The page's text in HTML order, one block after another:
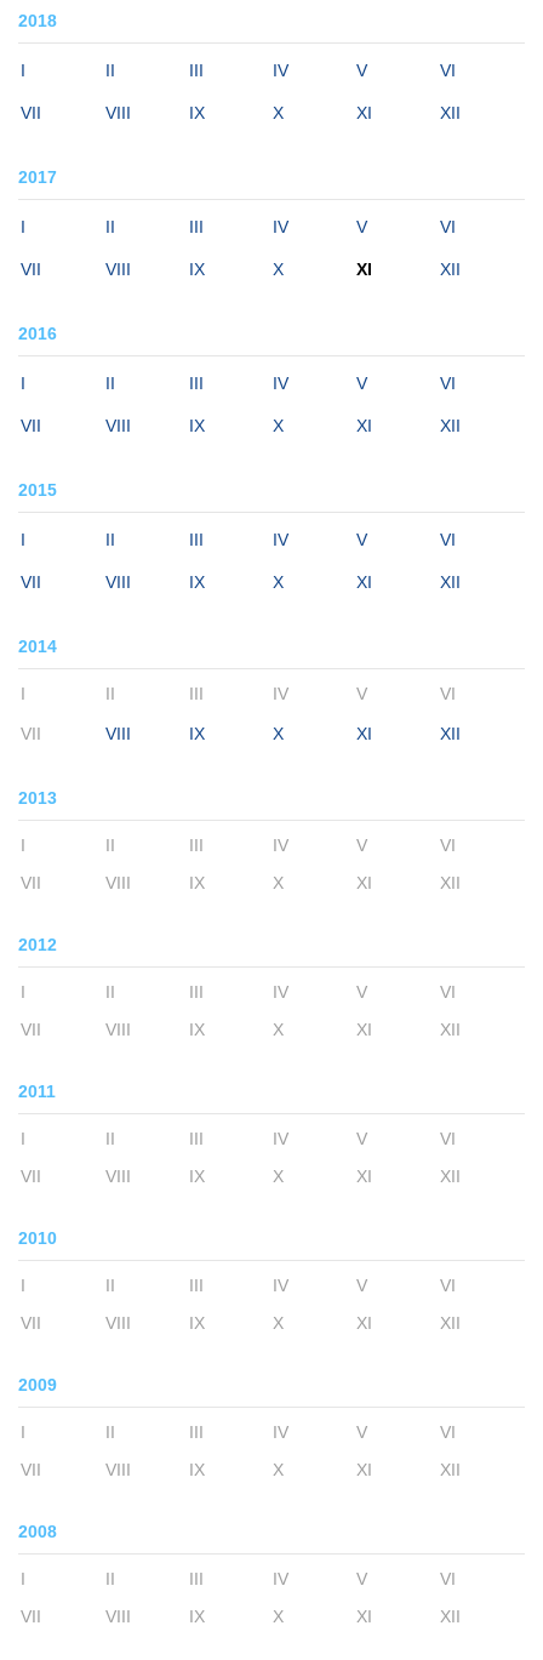
2018
I II III IV V VI
VII VIII IX X XI XII
2017
I II III IV V VI
VII VIII IX X XI XII
2016
I II III IV V VI
VII VIII IX X XI XII
2015
I II III IV V VI
VII VIII IX X XI XII
2014
I II III IV V VI
VII VIII IX X XI XII
2013
I II III IV V
VI
VII
VIII IX X XI XII
2012
I II III IV V
VI
VII
VIII IX X XI XII
2011
I II III IV V
VI
VII
VIII IX X XI XII
2010
I II III IV V
VI
VII
VIII IX X XI XII
2009
I II III IV V
VI
VII
VIII IX X XI XII
2008
I II III IV V
VI
VII
VIII IX X XI XII